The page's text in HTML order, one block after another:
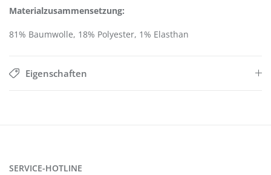
Materialzusammensetzung:
81% Baumwolle, 18% Polyester, 1% Elasthan
Eigenschaften
SERVICE-HOTLINE